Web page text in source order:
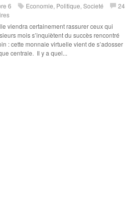
6 Economie, Politique, Societé
24
viendra certainement rassurer ceux qui
mois s’inquiètent du succès rencontré
: cette monnaie virtuelle vient de s’adosser
centrale. Il y a quel...